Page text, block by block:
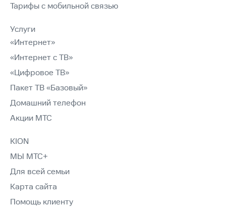
Тарифы с мобильной связью
Услуги
«Интернет»
«Интернет с ТВ»
«Цифровое ТВ»
Пакет ТВ «Базовый»
Домашний телефон
Акции МТС
KION
МЫ МТС+
Для всей семьи
Карта сайта
Помощь клиенту